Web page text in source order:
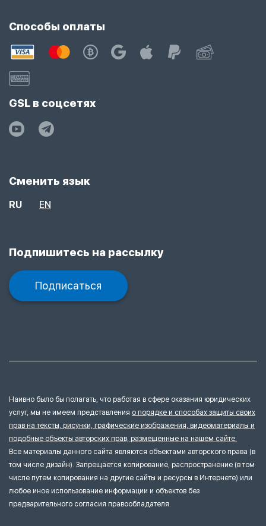
Способы оплаты
GSL в соцсетях
Сменить язык
RU EN
Подпишитесь на рассылку
Подписаться
Наивно было бы полагать, что работая в сфере оказания юридических
услуг, мы не имеем представления о порядке и способах защиты своих
прав на тексты, рисунки, графические изображения, видеоматериалы и
подобные объекты авторских прав, размещенные на нашем сайте.
Все материалы данного сайта являются объектами авторского права (в
том числе дизайн). Запрещается копирование, распространение (в том
числе путем копирования на другие сайты и ресурсы в Интернете) или
любое иное использование информации и объектов без
предварительного согласия правообладателя.